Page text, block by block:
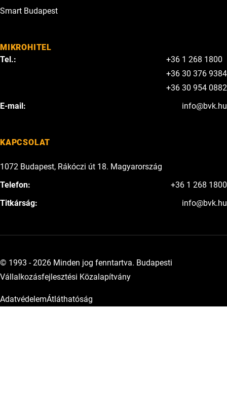
Smart Budapest
MIKROHITEL
Tel.:
+36 1 268 1800
+36 30 376 9384
+36 30 954 0882
E-mail:
info@bvk.hu
KAPCSOLAT
1072 Budapest, Rákóczi út 18. Magyarország
Telefon:
+36 1 268 1800
Titkárság:
info@bvk.hu
© 1993 - 2026 Minden jog fenntartva. Budapesti
Vállalkozásfejlesztési Közalapítvány
AdatvédelemÁtláthatóság